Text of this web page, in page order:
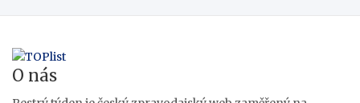
O nás